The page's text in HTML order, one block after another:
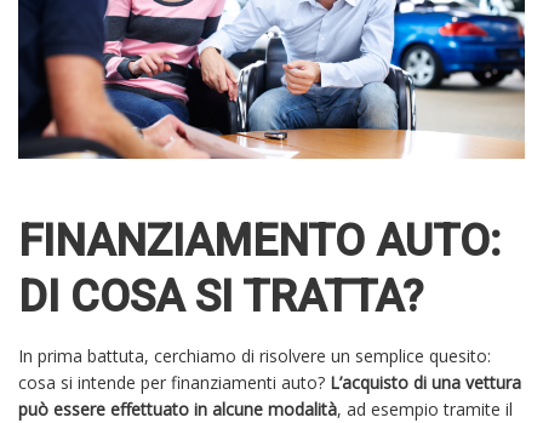
FINANZIAMENTO AUTO:
DI COSA SI TRATTA?
In prima battuta, cerchiamo di risolvere un semplice quesito:
cosa si intende per finanziamenti auto? L’acquisto di una vettura
può essere effettuato in alcune modalità, ad esempio tramite il